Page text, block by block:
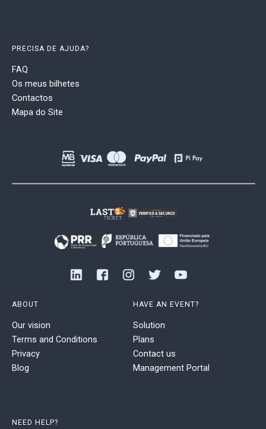
PRECISA DE AJUDA?
FAQ
Os meus bilhetes
Contactos
Mapa do Site
ABOUT
Our vision
Terms and Conditions
Privacy
Blog
HAVE AN EVENT?
Solution
Plans
Contact us
Management Portal
NEED HELP?